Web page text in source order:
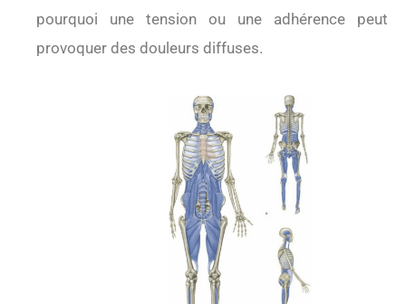
pourquoi une tension ou une adhérence peut
provoquer des douleurs diffuses.